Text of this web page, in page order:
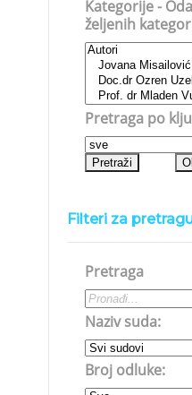
Kategorije -
željenih
Pretraga po
Filteri za
Pretraga
Naziv suda:
Broj odluke: